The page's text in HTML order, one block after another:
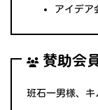
アイデア
賛助会
班石一男様、